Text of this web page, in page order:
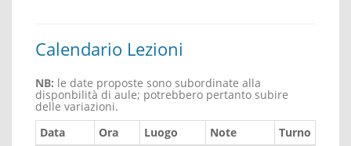
Calendario Lezioni
NB: le date proposte sono subordinate alla
disponbilità di aule; potrebbero pertanto subire
delle variazioni.
Data
Ora Luogo Note Turno